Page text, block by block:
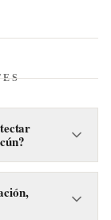
negras que
sábanas u